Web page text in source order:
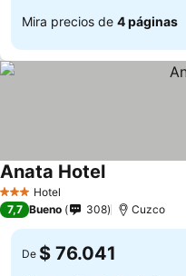
Mira precios de 4 páginas
3 Estrellas
Hotel
Anata Hotel
7,7 Bueno 308 Cuzco
De $ 76.041